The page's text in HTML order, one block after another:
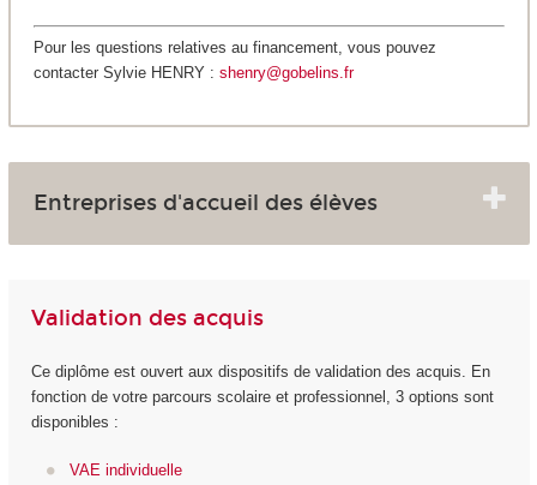
Pour les questions relatives au financement, vous pouvez
contacter Sylvie HENRY : shenry@gobelins.fr
Entreprises d'accueil des élèves
Validation des acquis
Ce diplôme est ouvert aux dispositifs de validation des acquis. En
fonction de votre parcours scolaire et professionnel, 3 options sont
disponibles :
VAE individuelle